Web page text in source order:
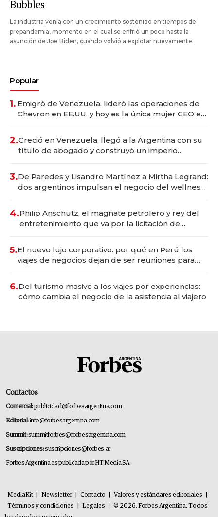
Bubbles
La industria venía con un crecimiento sostenido en tiempos de
prepandemia, momento en el cual se enfrió un poco hasta la
asunción de Joe Biden, cuando volvió a explotar nuevamente.
Popular
1. Emigró de Venezuela, lideró las operaciones de
Chevron en EE.UU. y hoy es la única mujer CEO en
2.Creció en Venezuela, llegó a la Argentina con su
título de abogado y construyó un imperio
3.De Paredes y Lisandro Martínez a Mirtha Legrand:
dos argentinos impulsan el negocio del wellness
4.Philip Anschutz, el magnate petrolero y rey del
entretenimiento que va por la licitación de
5.El nuevo lujo corporativo: por qué en Perú los
viajes de negocios dejan de ser reuniones para
6.Del turismo masivo a los viajes por experiencias:
cómo cambia el negocio de la asistencia al viajero
Contactos
Comercial:publicidad@forbesargentina.com
Editorial:info@forbesargentina.com
Summit:summitforbes@forbesargentina.com
Suscripciones:suscripciones@forbes.ar
Forbes Argentina es publicada por HT Media SA.
MediaKit Newsletter Contacto Valores y estándares editoriales
Términos y condiciones
Legales
© 2026. Forbes Argentina. Todos